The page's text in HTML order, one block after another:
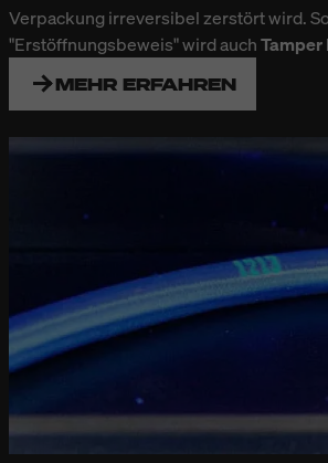
Verpackung irreversibel zerstört wird.
"Erstöffnungsbeweis" wird auchTamper
MEHR ERFAHREN